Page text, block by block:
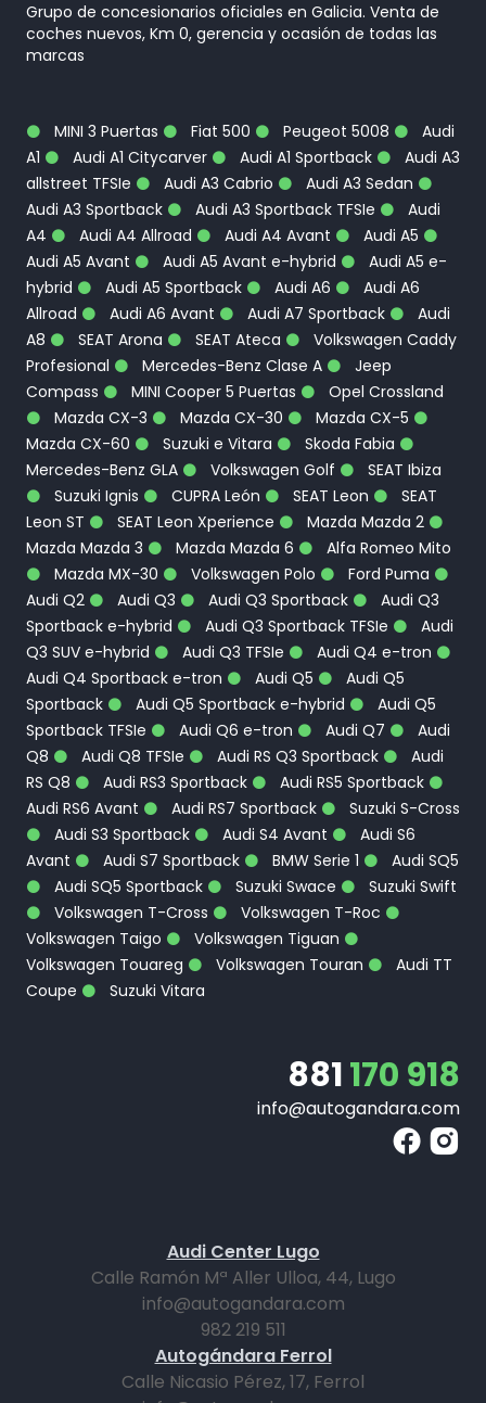
Grupo de concesionarios oficiales en Galicia. Venta de
coches nuevos, Km 0, gerencia y ocasión de todas las
marcas
MINI 3 Puertas Fiat 500 Peugeot 5008
Audi
A1
Audi A1 Citycarver Audi A1 Sportback
Audi A3
allstreet TFSIe
Audi A3 Cabrio
Audi A3 Sedan
Audi A3 Sportback
Audi A3 Sportback TFSIe
Audi
A4
Audi A4 Allroad Audi A4 Avant
Audi A5
Audi A5 Avant
Audi A5 Avant e-hybrid
Audi A5 e-
hybrid
Audi A5 Sportback Audi A6
Audi A6
Allroad
Audi A6 Avant Audi A7 Sportback
Audi
A8
SEAT Arona SEAT Ateca
Volkswagen Caddy
Profesional
Mercedes-Benz Clase A
Jeep
Compass
MINI Cooper 5 Puertas
Opel Crossland
Mazda CX-3
Mazda CX-30
Mazda CX-5
Mazda CX-60
Suzuki e Vitara
Skoda Fabia
Mercedes-Benz GLA
Volkswagen Golf
SEAT Ibiza
Suzuki Ignis
CUPRA León SEAT Leon
SEAT
Leon ST
SEAT Leon Xperience
Mazda Mazda 2
Mazda Mazda 3
Mazda Mazda 6
Alfa Romeo Mito
Mazda MX-30
Volkswagen Polo
Ford Puma
Audi Q2
Audi Q3 Audi Q3 Sportback
Audi Q3
Sportback e-hybrid
Audi Q3 Sportback TFSIe
Audi
Q3 SUV e-hybrid
Audi Q3 TFSIe
Audi Q4 e-tron
Audi Q4 Sportback e-tron
Audi Q5
Audi Q5
Sportback
Audi Q5 Sportback e-hybrid
Audi Q5
Sportback TFSIe
Audi Q6 e-tron Audi Q7
Audi
Q8
Audi Q8 TFSIe Audi RS Q3 Sportback
Audi
RS Q8
Audi RS3 Sportback
Audi RS5 Sportback
Audi RS6 Avant
Audi RS7 Sportback
Suzuki S-Cross
Audi S3 Sportback
Audi S4 Avant
Audi S6
Avant
Audi S7 Sportback BMW Serie 1
Audi SQ5
Audi SQ5 Sportback
Suzuki Swace
Suzuki Swift
Volkswagen T-Cross
Volkswagen T-Roc
Volkswagen Taigo
Volkswagen Tiguan
Volkswagen Touareg
Volkswagen Touran
Audi TT
Coupe
Suzuki Vitara
881170 918
info@autogandara.com
Audi Center Lugo
Calle Ramón Mª Aller Ulloa, 44, Lugo
info@autogandara.com
982 219 511
Autogándara Ferrol
Calle Nicasio Pérez, 17, Ferrol